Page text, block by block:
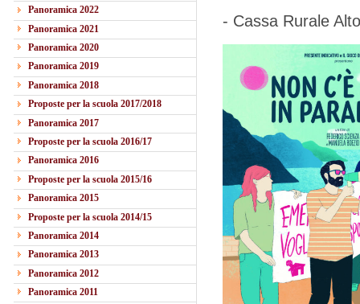
Panoramica 2022
Panoramica 2021
Panoramica 2020
Panoramica 2019
Panoramica 2018
Proposte per la scuola 2017/2018
Panoramica 2017
Proposte per la scuola 2016/17
Panoramica 2016
Proposte per la scuola 2015/16
Panoramica 2015
Proposte per la scuola 2014/15
Panoramica 2014
Panoramica 2013
Panoramica 2012
Panoramica 2011
- Cassa Rurale